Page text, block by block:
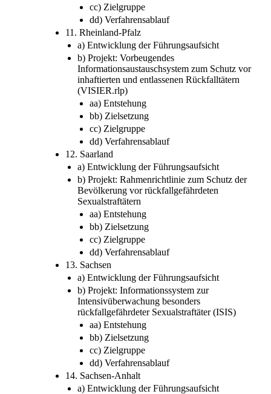
cc) Zielgruppe
dd) Verfahrensablauf
11. Rheinland-Pfalz
a) Entwicklung der Führungsaufsicht
b) Projekt: Vorbeugendes
Informationsaustauschsystem zum Schutz vor
inhaftierten und entlassenen Rückfalltätern
(VISIER.rlp)
aa) Entstehung
bb) Zielsetzung
cc) Zielgruppe
dd) Verfahrensablauf
12. Saarland
a) Entwicklung der Führungsaufsicht
b) Projekt: Rahmenrichtlinie zum Schutz der
Bevölkerung vor rückfallgefährdeten
Sexualstraftätern
aa) Entstehung
bb) Zielsetzung
cc) Zielgruppe
dd) Verfahrensablauf
13. Sachsen
a) Entwicklung der Führungsaufsicht
b) Projekt: Informationssystem zur
Intensivüberwachung besonders
rückfallgefährdeter Sexualstraftäter (ISIS)
aa) Entstehung
bb) Zielsetzung
cc) Zielgruppe
dd) Verfahrensablauf
14. Sachsen-Anhalt
a) Entwicklung der Führungsaufsicht